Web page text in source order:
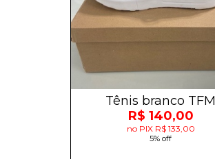
Tênis branco TFM
R$ 140,00
no PIX R$ 133,00
5% off